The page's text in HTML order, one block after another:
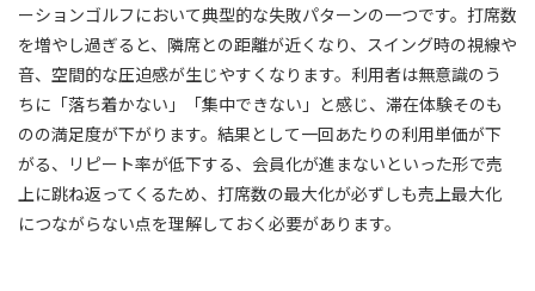
ーションゴルフにおいて典型的な失敗パターンの一つです。打席数
を増やし過ぎると、隣席との距離が近くなり、スイング時の視線や
音、空間的な圧迫感が生じやすくなります。利用者は無意識のう
ちに「落ち着かない」「集中できない」と感じ、滞在体験そのも
のの満足度が下がります。結果として一回あたりの利用単価が下
がる、リピート率が低下する、会員化が進まないといった形で売
上に跳ね返ってくるため、打席数の最大化が必ずしも売上最大化
につながらない点を理解しておく必要があります。